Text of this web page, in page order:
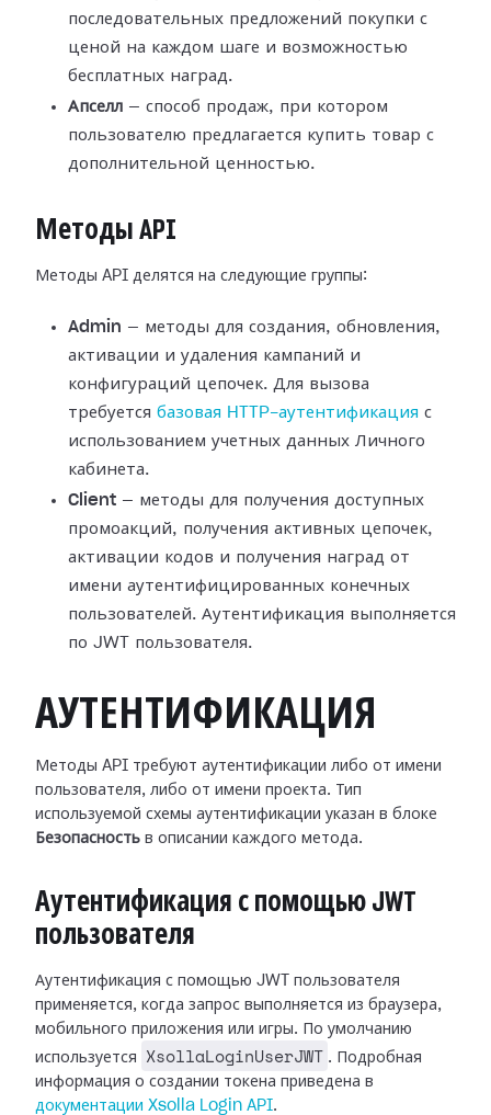
последовательных предложений покупки с
ценой на каждом шаге и возможностью
бесплатных наград.
Апселл — способ продаж, при котором
пользователю предлагается купить товар с
дополнительной ценностью.
Методы API
Методы API делятся на следующие группы:
Admin — методы для создания, обновления,
активации и удаления кампаний и
конфигураций цепочек. Для вызова
требуется базовая HTTP-аутентификация с
использованием учетных данных Личного
кабинета.
Client — методы для получения доступных
промоакций, получения активных цепочек,
активации кодов и получения наград от
имени аутентифицированных конечных
пользователей. Аутентификация выполняется
по JWT пользователя.
АУТЕНТИФИКАЦИЯ
Методы API требуют аутентификации либо от имени
пользователя, либо от имени проекта. Тип
используемой схемы аутентификации указан в блоке
Безопасность в описании каждого метода.
Аутентификация с помощью JWT
пользователя
Аутентификация с помощью JWT пользователя
применяется, когда запрос выполняется из браузера,
мобильного приложения или игры. По умолчанию
используется
XsollaLoginUserJWT . Подробная
информация о создании токена приведена в
документации Xsolla Login API.